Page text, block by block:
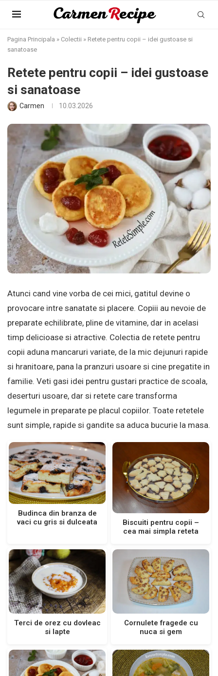
Pagina Principala » Colectii » Retete pentru copii – idei gustoase si
sanatoase
Retete pentru copii – idei gustoase
si sanatoase
Carmen 10.03.2026
Atunci cand vine vorba de cei mici, gatitul devine o
provocare intre sanatate si placere. Copiii au nevoie de
preparate echilibrate, pline de vitamine, dar in acelasi
timp delicioase si atractive. Colectia de retete pentru
copii aduna mancaruri variate, de la mic dejunuri rapide
si hranitoare, pana la pranzuri usoare si cine pregatite in
familie. Veti gasi idei pentru gustari practice de scoala,
deserturi usoare, dar si retete care transforma
legumele in preparate pe placul copiilor. Toate retetele
sunt simple, rapide si gandite sa aduca bucurie la masa.
Budinca din branza de
vaci cu gris si dulceata
Biscuiti pentru copii –
cea mai simpla reteta
Terci de orez cu dovleac
si lapte
Cornulete fragede cu
nuca si gem